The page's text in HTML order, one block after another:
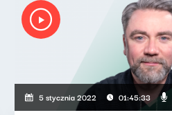
5 stycznia 2022 01:45:33